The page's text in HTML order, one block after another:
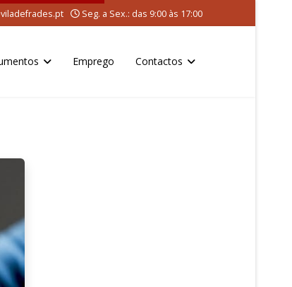
Seg. a Sex.: das 9:00 às 17:00
Emprego Contactos